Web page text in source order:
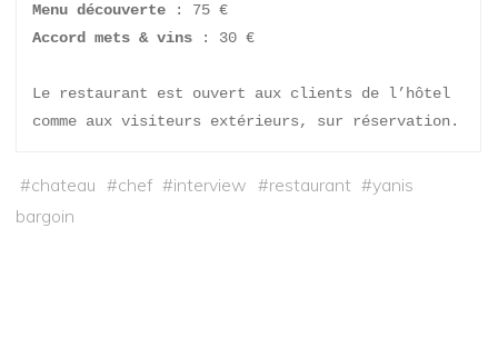
Menu découverte : 75 €
Accord mets & vins : 30 €
Le restaurant est ouvert aux clients de l’hôtel
comme aux visiteurs extérieurs, sur réservation.
#chateau #chef #interview #restaurant #yanis
bargoin